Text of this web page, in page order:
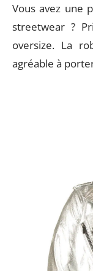
Vous avez une
streetwear ?
oversize. La
agréable à